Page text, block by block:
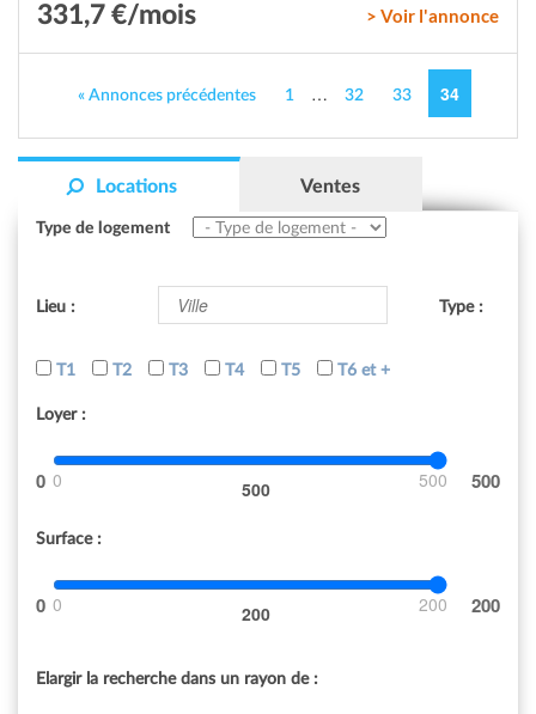
331,7 €/mois > Voir l'annonce
« Annonces précédentes 1 … 32 33 34
Locations Ventes
Type de logement
Lieu : Type :
T1 T2 T3 T4 T5 T6 et +
Loyer :
0 500 500
Surface :
0 200 200
Elargir la recherche dans un rayon de :